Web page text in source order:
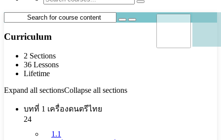
Curriculum
2 Sections
36 Lessons
Lifetime
Expand all sectionsCollapse all sections
บทที่ 1 เครื่องดนตรีไทย
24
1.1